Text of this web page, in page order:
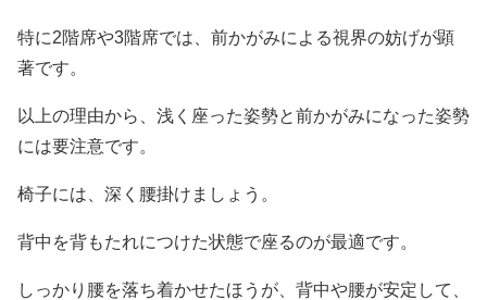
特に2階席や3階席では、前かがみによる視界の妨げが顕
著です。
以上の理由から、浅く座った姿勢と前かがみになった姿勢
には要注意です。
椅子には、深く腰掛けましょう。
背中を背もたれにつけた状態で座るのが最適です。
しっかり腰を落ち着かせたほうが、背中や腰が安定して、